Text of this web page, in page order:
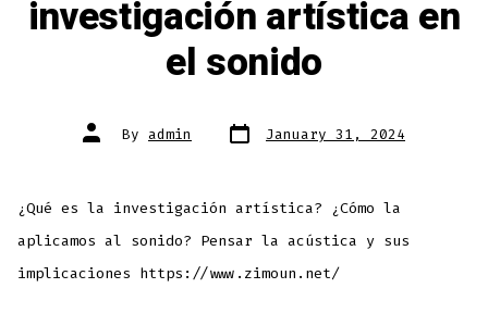
investigación artística en
el sonido
Post
author
By admin Post
date January 31, 2024
¿Qué es la investigación artística? ¿Cómo la
aplicamos al sonido? Pensar la acústica y sus
implicaciones https://www.zimoun.net/